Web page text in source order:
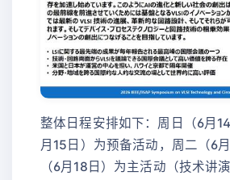
整体日程安排如下：周日（6月
月15日）为预备活动，周二（6
（6月18日）为主活动（技术讲